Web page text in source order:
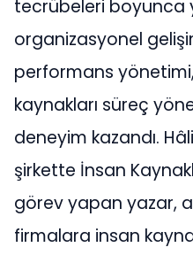
tecrübeleri boyunca
organizasyonel
performans
kaynakları süreç
deneyim kazandı.
şirkette İnsan
görev yapan yazar,
firmalara insan